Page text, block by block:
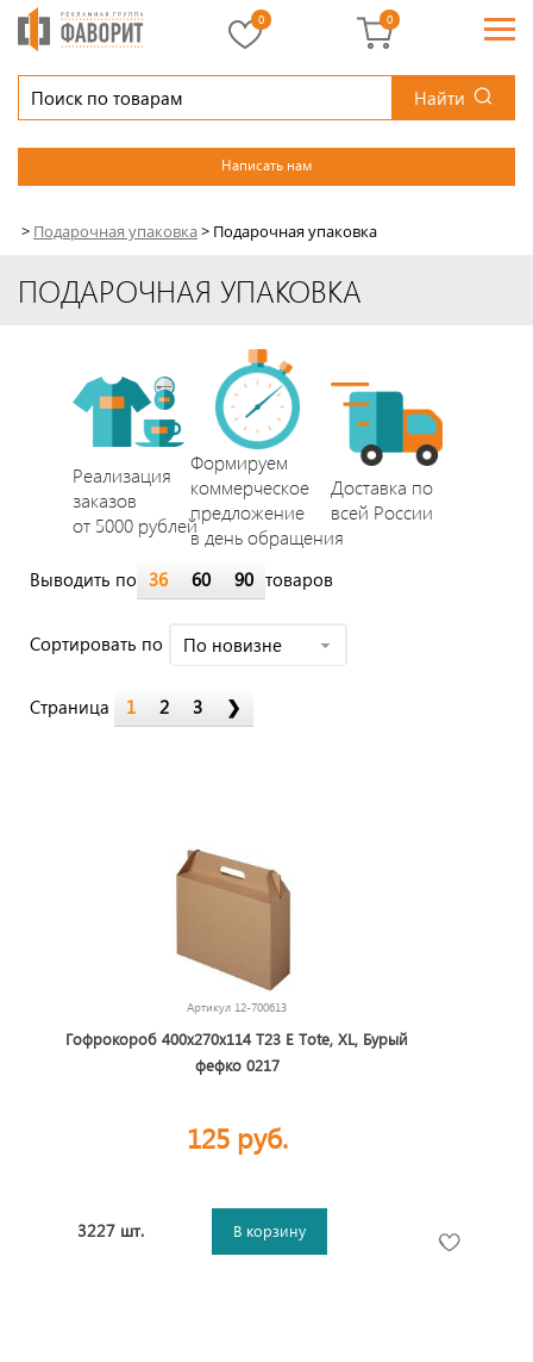
Найти
Написать нам
0 0
> Подарочная упаковка> Подарочная упаковка
ПОДАРОЧНАЯ УПАКОВКА
Реализация
заказов
от 5000 рублей
Формируем
коммерческое
предложение
в день обращения
Доставка по
всей России
Выводить по 36 60 90 товаров
Cортировать по По новизне
Страница 1 2 3 ❯
Артикул 12-700613
Гофрокороб 400х270х114 Т23 E Tote, XL, Бурый
фефко 0217
125 руб.
3227 шт. В корзину